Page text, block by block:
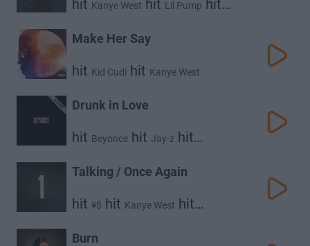
hit Kanye West hit Lil Pump hit
Make Her Say
hit Kid Cudi hit Kanye West
Drunk in Love
hit Beyonce hit Jay-z hit
Talking / Once Again
hit ¥$ hit Kanye West hit
Burn